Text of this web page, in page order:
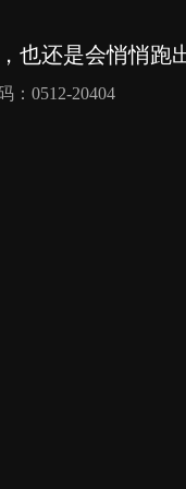
也还是会悄悄跑
：0512-20404